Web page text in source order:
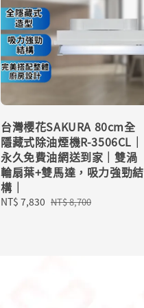
台灣櫻花SAKURA 80cm全
隱藏式除油煙機R-3506CL｜
永久免費油網送到家｜雙渦
輪扇葉+雙馬達，吸力強勁結
構｜
Sale
NT$ 7,830 Regular
NT$ 8,700